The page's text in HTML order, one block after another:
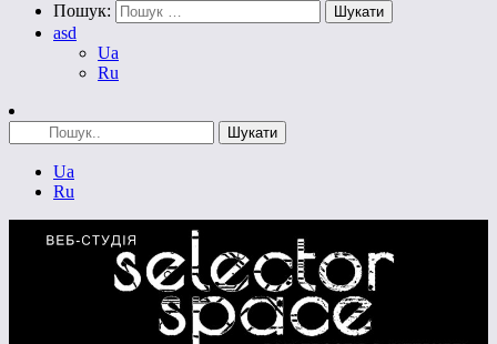
Пошук:
asd
Ua
Ru
Ua
Ru